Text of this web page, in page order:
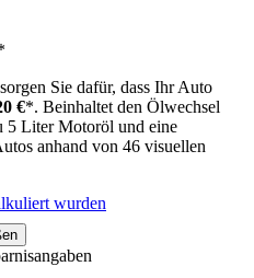
Sie dafür, dass Ihr Auto
€*. Beinhaltet den Ölwechsel
5 Liter Motoröl und eine
anhand von 46 visuellen
wurden